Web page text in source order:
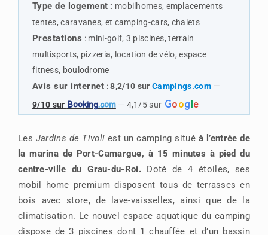
Type de logement : mobilhomes, emplacements
tentes, caravanes, et camping-cars, chalets
Prestations : mini-golf, 3 piscines, terrain
multisports, pizzeria, location de vélo, espace
fitness, boulodrome
Avis sur internet :8,2/10 sur Campings.com —
9/10 sur Booking.com — 4,1/5 sur Google
Les Jardins de Tivoli est un camping situé à l’entrée de
la marina de Port-Camargue, à 15 minutes à pied du
centre-ville du Grau-du-Roi.Doté de 4 étoiles, ses
mobil home premium disposent tous de terrasses en
bois avec store, de lave-vaisselles, ainsi que de la
climatisation. Le nouvel espace aquatique du camping
dispose de 3 piscines dont 1 chauffée et d’un bassin